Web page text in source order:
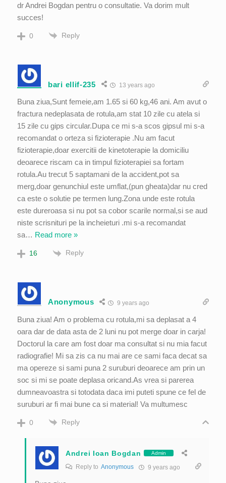
dr Andrei Bogdan pentru o consultatie. Va dorim mult
succes!
0 Reply
bari ellif-235 13 years ago
Buna ziua,Sunt femeie,am 1.65 si 60 kg,46 ani. Am avut o
fractura nedeplasata de rotula,am stat 10 zile cu atela si
15 zile cu gips circular.Dupa ce mi s-a scos gipsul mi s-a
recomandat o orteza si fizioterapie .Nu am facut
fizioterapie,doar exercitii de kinetoterapie la domiciliu
deoarece riscam ca in timpul fizioterapiei sa fortam
rotula.Au trecut 5 saptamani de la accident,pot sa
merg,doar genunchiul este umflat,(pun gheata)dar nu cred
ca este o solutie pe termen lung.Zona unde este rotula
este dureroasa si nu pot sa cobor scarile normal,si se aud
niste scrisnituri pe la incheieturi .mi s-a recomandat
sa… Read more »
16 Reply
Anonymous 9 years ago
Buna ziua! Am o problema cu rotula,mi sa deplasat a 4
oara dar de data asta de 2 luni nu pot merge doar in carja!
Doctorul la care am fost doar ma consultat si nu mia facut
radiografie! Mi sa zis ca nu mai are ce sami faca decat sa
ma opereze si sami puna 2 suruburi deoarece am prin un
soc si mi se poate deplasa oricand.As vrea si parerea
dumneavoastra si totodata daca imi puteti spune ce fel de
suruburi ar fi mai bune ca si material! Va multumesc
0 Reply
Andrei Ioan Bogdan Admin
Reply to Anonymous 9 years ago